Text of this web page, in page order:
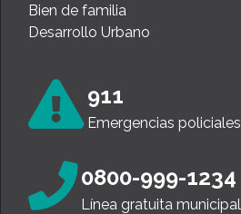
Bien de familia
Desarrollo Urbano
911
Emergencias policiales
0800-999-1234
Línea gratuita municipal